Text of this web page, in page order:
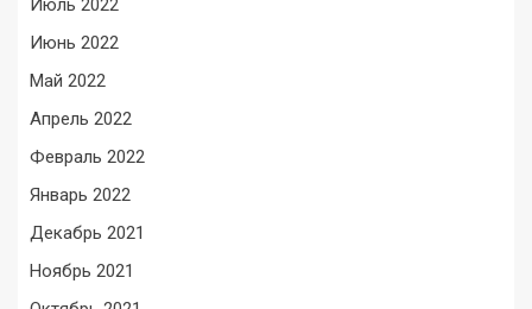
Июль 2022
Июнь 2022
Май 2022
Апрель 2022
Февраль 2022
Январь 2022
Декабрь 2021
Ноябрь 2021